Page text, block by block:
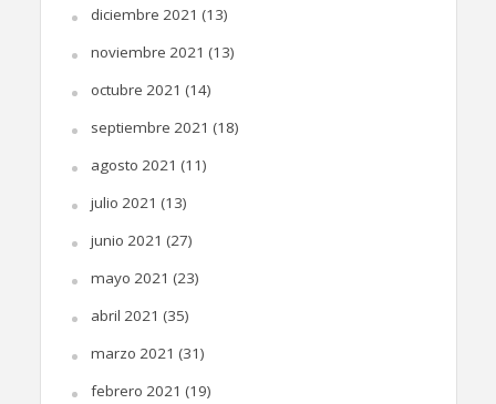
diciembre 2021 (13)
noviembre 2021 (13)
octubre 2021 (14)
septiembre 2021 (18)
agosto 2021 (11)
julio 2021 (13)
junio 2021 (27)
mayo 2021 (23)
abril 2021 (35)
marzo 2021 (31)
febrero 2021 (19)